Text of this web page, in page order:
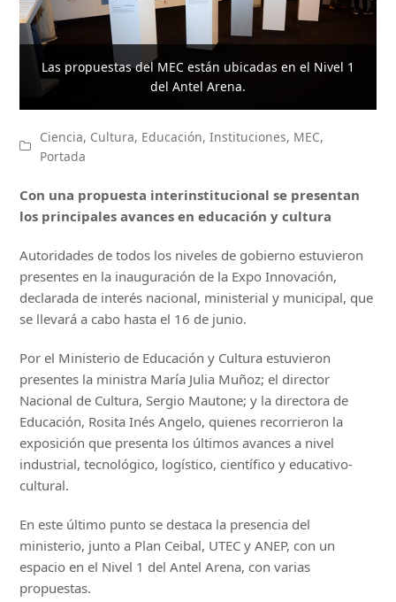
Las propuestas del MEC están ubicadas en el Nivel 1
del Antel Arena.
Ciencia, Cultura, Educación,Instituciones, MEC,
Portada
Con una propuesta interinstitucional se presentan
los principales avances en educación y cultura
Autoridades de todos los niveles de gobierno estuvieron
presentes en la inauguración de la Expo Innovación,
declarada de interés nacional, ministerial y municipal, que
se llevará a cabo hasta el 16 de junio.
Por el Ministerio de Educación y Cultura estuvieron
presentes la ministra María Julia Muñoz; el director
Nacional de Cultura, Sergio Mautone; y la directora de
Educación, Rosita Inés Angelo, quienes recorrieron la
exposición que presenta los últimos avances a nivel
industrial, tecnológico, logístico, científico y educativo-
cultural.
En este último punto se destaca la presencia del
ministerio, junto a Plan Ceibal, UTEC y ANEP, con un
espacio en el Nivel 1 del Antel Arena, con varias
propuestas.